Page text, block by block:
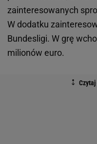
zainteresowanych
W dodatku
Bundesligi. W grę
milionów euro.